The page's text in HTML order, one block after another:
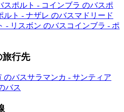
スポルト - コインブラ のバスポ
ルト - ナザレ のバスマドリード
- リスボン のバス コインブラ - ポ
旅行先
のバスサラマンカ - サンティア
バス